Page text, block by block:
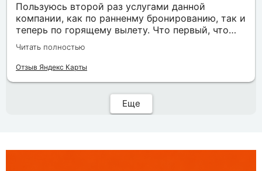
Пользуюсь второй раз услугами данной
компании, как по ранненму бронированию, так и
теперь по горящему вылету. Что первый, что
второй раз путёвки подобраны под наши
индивидуальные запросы идеально. Работаем с
менеджером Анной Макеевой, всегда на связи,
Читать полностью
Отзыв Яндекс Карты
Еще